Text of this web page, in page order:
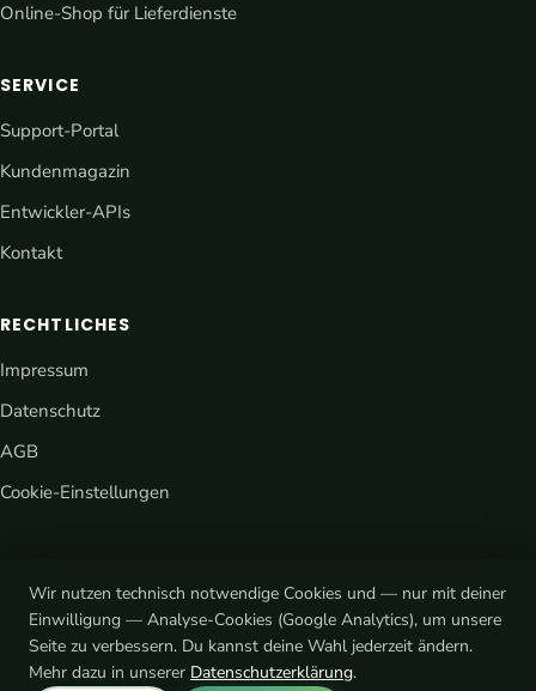
Online-Shop für Lieferdienste
SERVICE
Support-Portal
Kundenmagazin
Entwickler-APIs
Kontakt
RECHTLICHES
Impressum
Datenschutz
AGB
Cookie-Einstellungen
® eCaupo ist eine rechtlich geschützte Marke · © 2026 Platform7
mediadesign
Wir nutzen technisch notwendige Cookies und — nur mit deiner
Einwilligung — Analyse-Cookies (Google Analytics), um unsere
Seite zu verbessern. Du kannst deine Wahl jederzeit ändern.
Mehr dazu in unserer Datenschutzerklärung.